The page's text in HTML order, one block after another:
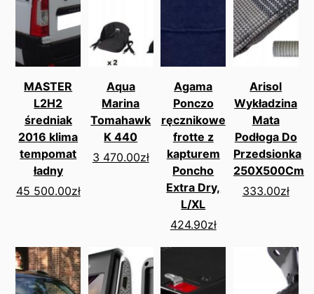
MASTER
L2H2
średniak
2016 klima
tempomat
ładny
45 500.00zł
Aqua
Marina
Tomahawk
K 440
3 470.00zł
Agama
Ponczo
ręcznikowe
frotte z
kapturem
Poncho
Extra Dry,
L/XL
424.90zł
Arisol
Wykładzina
Mata
Podłoga Do
Przedsionka
250X500Cm
333.00zł